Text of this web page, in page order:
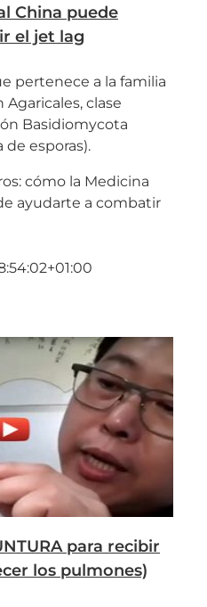
China puede
el jet lag
pertenece a la familia
Agaricales, clase
Basidiomycota
esporas).
cómo la Medicina
ayudarte a combatir
para recibir
los pulmones)